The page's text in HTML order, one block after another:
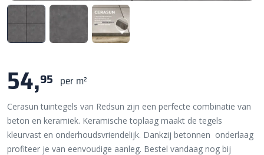
54,95 per m²
Cerasun tuintegels van Redsun zijn een perfecte combinatie van
beton en keramiek. Keramische toplaag maakt de tegels
kleurvast en onderhoudsvriendelijk. Dankzij betonnen onderlaag
profiteer je van eenvoudige aanleg. Bestel vandaag nog bij